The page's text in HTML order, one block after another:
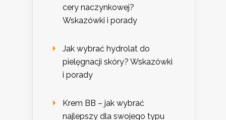
cery naczynkowej?
Wskazówki i porady
Jak wybrać hydrolat do
pielęgnacji skóry? Wskazówki
i porady
Krem BB – jak wybrać
najlepszy dla swojego typu